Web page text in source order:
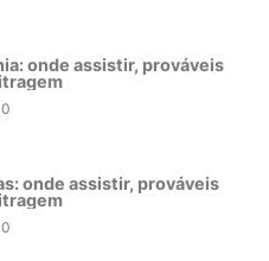
onde assistir, prováveis
0
onde assistir, prováveis
0